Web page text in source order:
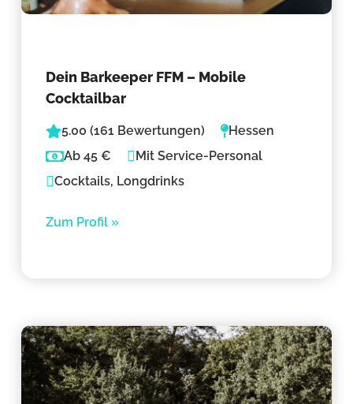
Dein Barkeeper FFM – Mobile
Cocktailbar
5.00 (161 Bewertungen)
Hessen
Ab 45 €
Mit Service-Personal
Cocktails, Longdrinks
Zum Profil »